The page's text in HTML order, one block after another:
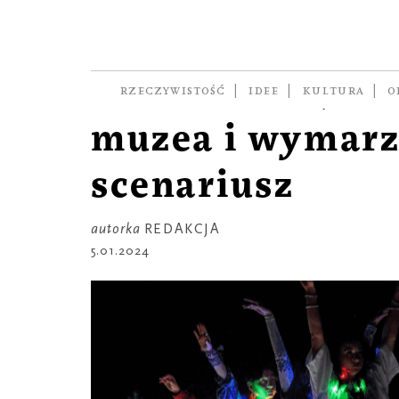
RZECZYWISTOŚĆ IDEE KULTURA
noworoczne,
muzea i
scenariusz
autorka REDAKCJA
5.01.2024